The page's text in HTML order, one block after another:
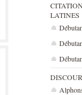
LATINES